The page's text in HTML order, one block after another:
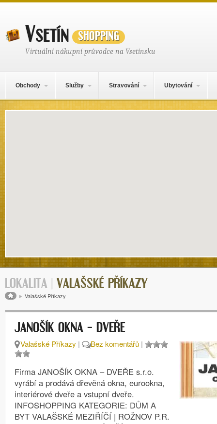
Vsetínshopping
Virtuální nákupní průvodce na Vsetínsku
Obchody Služby Stravování Ubytování
Mapa obsahu
LOKALITA | VALAŠSKÉ PŘÍKAZY
Drobečková navigace
Valašské Příkazy
JANOŠÍK OKNA – DVEŘE
Valašské Příkazy | Bez komentářů |
Firma JANOŠÍK OKNA – DVEŘE s.r.o.
vyrábí a prodává dřevěná okna, eurookna,
interiérové dveře a vstupní dveře.
INFOSHOPPING KATEGORIE: DŮM A
BYT VALAŠSKÉ MEZIŘÍČÍ | ROŽNOV P.R.